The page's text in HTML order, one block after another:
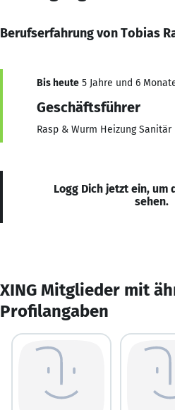
Berufserfahrung von Tobias
Bis heute 5 Jahre und 6
Geschäftsführer
Rasp & Wurm Heizung Sanitär
Logg Dich jetzt ein, um
sehen.
XING Mitglieder mit
Profilangaben